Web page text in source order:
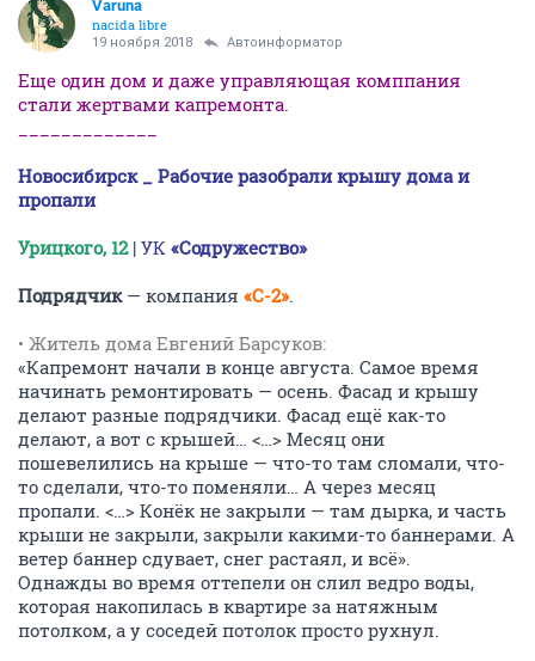
Varuna
nacida libre
19 ноября 2018 Автоинформатор
Еще один дом и даже управляющая комппания
стали жертвами капремонта.
Новосибирск _ Рабочие разобрали крышу дома и
пропали
Урицкого, 12| УК «Содружество»
Подрядчик— компания «С-2».
• Житель дома Евгений Барсуков:
«Капремонт начали в конце августа. Самое время
начинать ремонтировать — осень. Фасад и крышу
делают разные подрядчики. Фасад ещё как-то
делают, а вот с крышей… <…> Месяц они
пошевелились на крыше — что-то там сломали, что-
то сделали, что-то поменяли… А через месяц
пропали. <…> Конёк не закрыли — там дырка, и часть
крыши не закрыли, закрыли какими-то баннерами. А
ветер баннер сдувает, снег растаял, и всё».
Однажды во время оттепели он слил ведро воды,
которая накопилась в квартире за натяжным
потолком, а у соседей потолок просто рухнул.